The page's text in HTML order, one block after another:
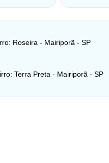
Roseira - Mairiporã - SP
Terra Preta - Mairiporã - SP